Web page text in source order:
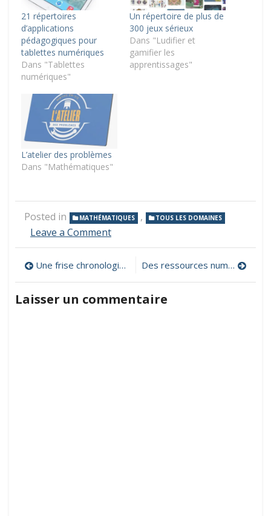
21 répertoires
d’applications
pédagogiques pour
tablettes numériques
Dans "Tablettes
numériques"
Un répertoire de plus de
300 jeux sérieux
Dans "Ludifier et
gamifier les
apprentissages"
L’atelier des problèmes
Dans "Mathématiques"
Posted in MATHÉMATIQUES , TOUS LES DOMAINES
Leave a Commenton
de
jeux
mathématiques
Navigation
de
l’article
Une frise chronologique interactive Des ressources numériques pour aborder le handicap avec ses élèves
Laisser un commentaire